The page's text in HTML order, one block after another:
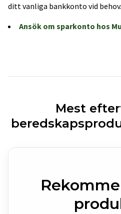
ditt vanliga bankkonto vid behov.
Ansök om sparkonto hos
Mest